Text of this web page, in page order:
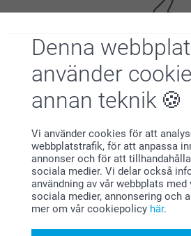
Denna
använder
annan teknik
Vi använder cookies för att
webbplatstrafik, för att anpassa
annonser och för att
sociala medier. Vi delar också
användning av vår webbplats
sociala medier, annonsering och
mer om vår cookiepolicy här.
Nöjd
Bonus på alla